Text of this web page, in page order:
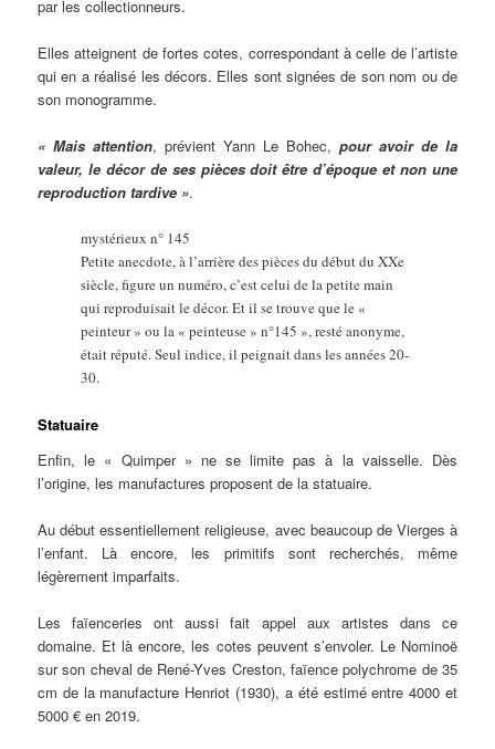
par les collectionneurs.
Elles atteignent de fortes cotes, correspondant à celle de l’artiste
qui en a réalisé les décors. Elles sont signées de son nom ou de
son monogramme.
« Mais attention, prévient Yann Le Bohec, pour avoir de la
valeur, le décor de ses pièces doit être d’époque et non une
reproduction tardive ».
mystérieux n° 145
Petite anecdote, à l’arrière des pièces du début du XXe
siècle, figure un numéro, c’est celui de la petite main
qui reproduisait le décor. Et il se trouve que le «
peinteur » ou la « peinteuse » n°145 », resté anonyme,
était réputé. Seul indice, il peignait dans les années 20-
30.
Statuaire
Enfin, le « Quimper » ne se limite pas à la vaisselle. Dès
l’origine, les manufactures proposent de la statuaire.
Au début essentiellement religieuse, avec beaucoup de Vierges à
l’enfant. Là encore, les primitifs sont recherchés, même
légèrement imparfaits.
Les faïenceries ont aussi fait appel aux artistes dans ce
domaine. Et là encore, les cotes peuvent s’envoler. Le Nominoë
sur son cheval de René-Yves Creston, faïence polychrome de 35
cm de la manufacture Henriot (1930), a été estimé entre 4000 et
5000 € en 2019.